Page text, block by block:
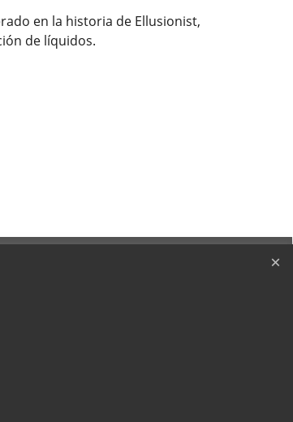
en la historia de Ellusionist,
de líquidos.